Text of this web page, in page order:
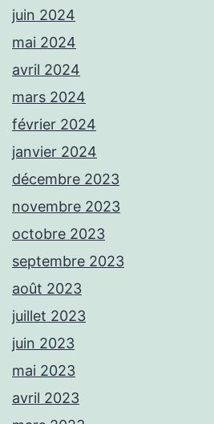
juin 2024
mai 2024
avril 2024
mars 2024
février 2024
janvier 2024
décembre 2023
novembre 2023
octobre 2023
septembre 2023
août 2023
juillet 2023
juin 2023
mai 2023
avril 2023